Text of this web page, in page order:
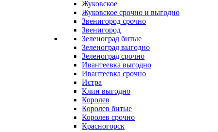
Жуковское
Жуковское срочно и выгодно
Звенигород срочно
Звенигород
Зеленоград битые
Зеленоград выгодно
Зеленоград срочно
Ивантеевка выгодно
Ивантеевка срочно
Истра
Клин выгодно
Королев
Королев битые
Королев срочно
Красногорск